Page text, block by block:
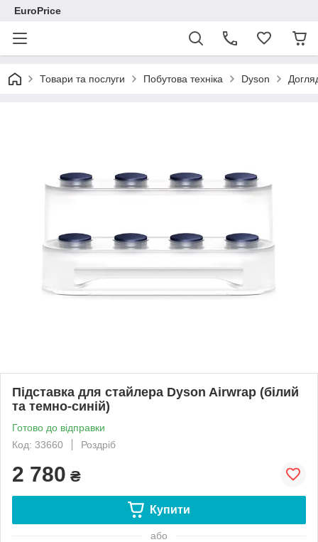
EuroPrice
Товари та послуги Побутова техніка Dyson
Підставка для стайлера Dyson Airwrap (білий
та темно-синій)
Готово до відправки
Код: 33660
Роздріб
2 780 ₴
Купити
або